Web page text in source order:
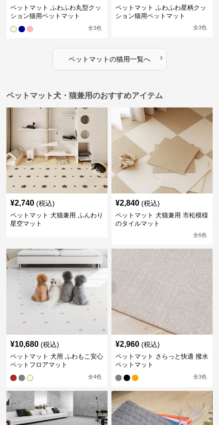
ペットマット ふわふわ丸型クッ
ション猫用ペットマット
全3色
ペットマット ふわふわ星柄クッ
ション猫用ペットマット
全3色
ペットマットの猫用一覧へ ›
ペットマット犬・猫兼用のおすすめアイテム
¥2,740 (税込)
ペットマット 犬猫兼用 ふんわり
星空マット
¥2,840 (税込)
ペットマット 犬猫兼用 市松模様
のタイルマット
全6色
¥10,680 (税込)
ペットマット 犬用 ふわもこ安心
ペットフロアマット
全4色
¥2,960 (税込)
ペットマット さらっと快適 撥水
ペットマット
全3色